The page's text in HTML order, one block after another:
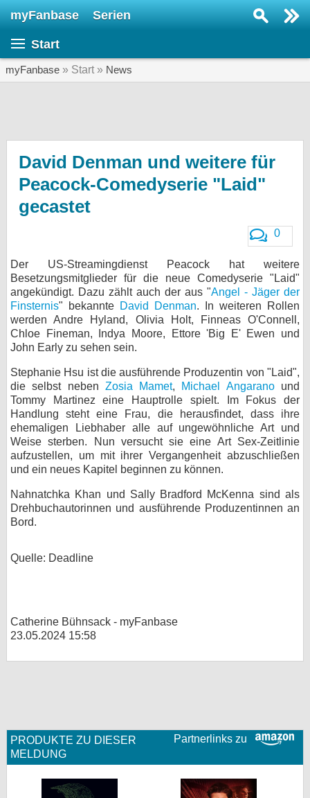
myFanbase Serien
Start
myFanbase » Start » News
David Denman und weitere für
Peacock-Comedyserie "Laid"
gecastet
0
Der US-Streamingdienst Peacock hat weitere
Besetzungsmitglieder für die neue Comedyserie "Laid"
angekündigt. Dazu zählt auch der aus "Angel - Jäger der
Finsternis" bekannte David Denman. In weiteren Rollen
werden Andre Hyland, Olivia Holt, Finneas O'Connell,
Chloe Fineman, Indya Moore, Ettore 'Big E' Ewen und
John Early zu sehen sein.
Stephanie Hsu ist die ausführende Produzentin von "Laid",
die selbst neben Zosia Mamet, Michael Angaranound
Tommy Martinez eine Hauptrolle spielt. Im Fokus der
Handlung steht eine Frau, die herausfindet, dass ihre
ehemaligen Liebhaber alle auf ungewöhnliche Art und
Weise sterben. Nun versucht sie eine Art Sex-Zeitlinie
aufzustellen, um mit ihrer Vergangenheit abzuschließen
und ein neues Kapitel beginnen zu können.
Nahnatchka Khan und Sally Bradford McKenna sind als
Drehbuchautorinnen und ausführende Produzentinnen an
Bord.
Quelle: Deadline
Catherine Bühnsack - myFanbase
23.05.2024 15:58
Partnerlinks zu
PRODUKTE ZU DIESER
MELDUNG
Veranstaltungen
Gewinnspiele
Forum
bei X
Kontakt
Nutzungsbedingungen
Datenschutz
Cookie-Einstellungen